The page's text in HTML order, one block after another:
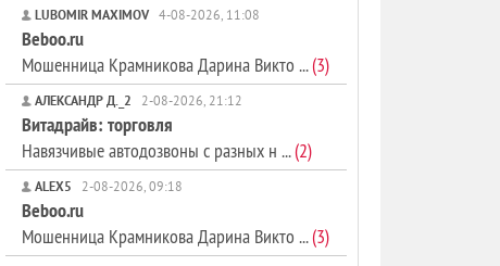
LUBOMIR MAXIMOV 4-08-2026, 11:08
Beboo.ru
Мошенница Крамникова Дарина Викто ...(3)
АЛЕКСАНДР Д._2 2-08-2026, 21:12
Витадрайв: торговля
Навязчивые автодозвоны с разных н ...(2)
ALEX5 2-08-2026, 09:18
Beboo.ru
Мошенница Крамникова Дарина Викто ...(3)